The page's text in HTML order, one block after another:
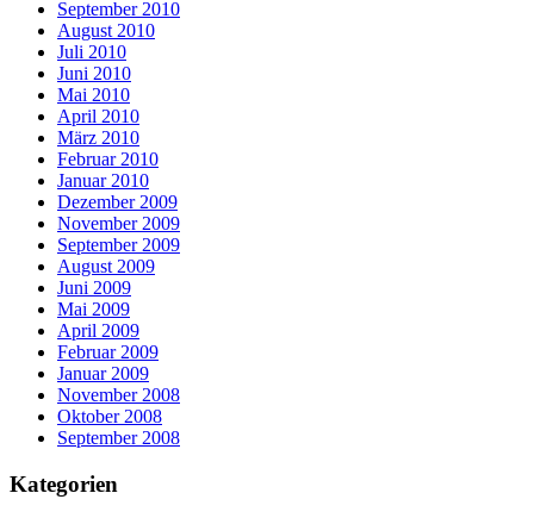
September 2010
August 2010
Juli 2010
Juni 2010
Mai 2010
April 2010
März 2010
Februar 2010
Januar 2010
Dezember 2009
November 2009
September 2009
August 2009
Juni 2009
Mai 2009
April 2009
Februar 2009
Januar 2009
November 2008
Oktober 2008
September 2008
Kategorien